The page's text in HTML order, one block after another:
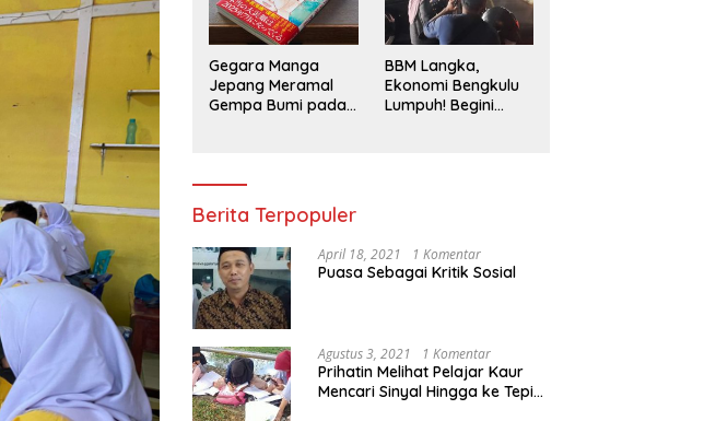
Gegara Manga
Jepang Meramal
Gempa Bumi pada
BBM Langka,
Ekonomi Bengkulu
Lumpuh! Begini
Berita Terpopuler
April 18, 2021 1 Komentar
Puasa Sebagai Kritik Sosial
Agustus 3, 2021 1 Komentar
Prihatin Melihat Pelajar Kaur
Mencari Sinyal Hingga ke Tepi